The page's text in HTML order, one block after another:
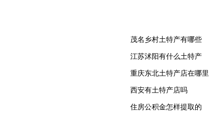
茂名乡村土特产有哪些
江苏沭阳有什么土特产
重庆东北土特产店在哪里
西安有土特产店吗
住房公积金怎样提取的